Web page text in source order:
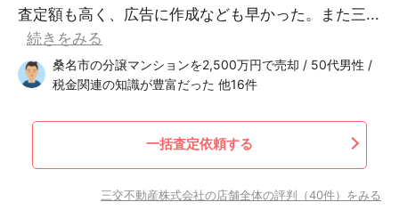
査定額も高く、広告に作成なども早かった。また三...
続きをみる
桑名市の分譲マンションを2,500万円で売却 / 50代男性 /
税金関連の知識が豊富だった 他16件
一括査定依頼する
三交不動産株式会社の店舗全体の評判（40件）をみる